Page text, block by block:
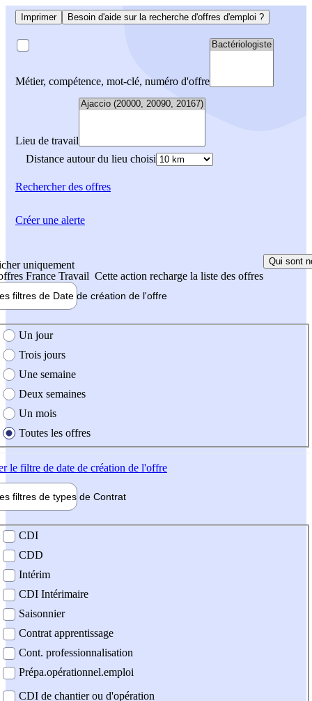
Imprimer Besoin d'aide sur la recherche d'offres d'emploi ?
Métier, compétence, mot-clé, numéro d'offre
Lieu de travail
Distance autour du lieu choisi
Rechercherdes offres
uniquement
France Travail Cette action recharge la liste des offres
Qui sont
filtres de Date de création de l'offre
création de l'offre
Un jour
Trois jours
Une semaine
Deux semaines
Un mois
Toutes les offres
le filtre de date de création de l'offre
filtres de types de Contrat
contrat
CDI
CDD
Intérim
CDI Intérimaire
Saisonnier
Contrat apprentissage
Cont. professionnalisation
Prépa.opérationnel.emploi
CDI de chantier ou d'opération
Créer une alerte